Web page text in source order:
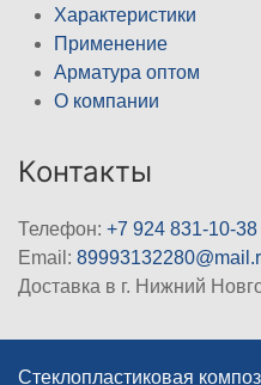
Характеристики
Применение
Арматура оптом
О компании
Контакты
Телефон: +7 924 831-10-38
Email:
Доставка в г. Нижний
Стеклопластиковая